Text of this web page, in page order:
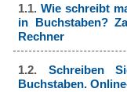
1.1.Wie schreibt
in Buchstaben?
Rechner
1.2. Schreiben
Buchstaben.